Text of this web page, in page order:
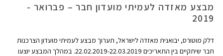
מבצע מאזדה לעמיתי מועדון חבר – פברואר -
2019
דלק מוטורס, יבואנית מאזדה לישראל, תערוך מבצע לעמיתי מועדון הצרכנות
חבר שיתקיים בין התאריכים 22.02.2019-22.03.2019. במהלך המבצע יוצעו